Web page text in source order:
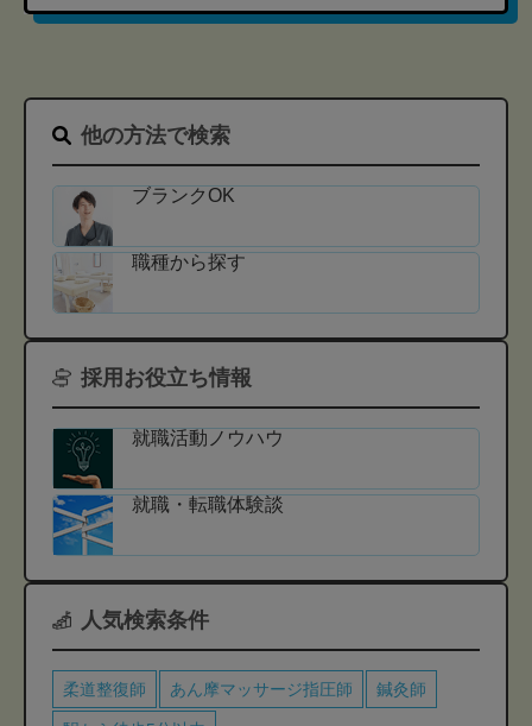
他の方法で検索
ブランクOK
職種から探す
採用お役立ち情報
就職活動ノウハウ
就職・転職体験談
人気検索条件
柔道整復師 あん摩マッサージ指圧師 鍼灸師